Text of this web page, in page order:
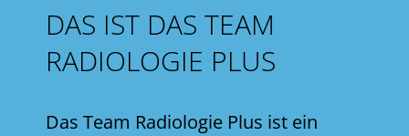
DAS IST DAS TEAM
RADIOLOGIE PLUS
Das Team Radiologie Plus ist ein